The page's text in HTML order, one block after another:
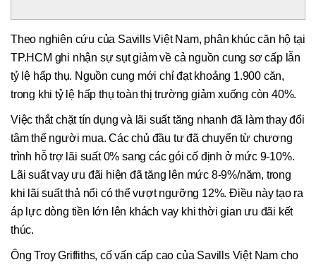
Theo nghiên cứu của Savills Việt Nam, phân khúc căn hộ tại
TP.HCM ghi nhận sự sụt giảm về cả nguồn cung sơ cấp lẫn
tỷ lệ hấp thụ. Nguồn cung mới chỉ đạt khoảng 1.900 căn,
trong khi tỷ lệ hấp thụ toàn thị trường giảm xuống còn 40%.
Việc thắt chặt tín dụng và lãi suất tăng nhanh đã làm thay đổi
tâm thế người mua. Các chủ đầu tư đã chuyển từ chương
trình hỗ trợ lãi suất 0% sang các gói cố định ở mức 9-10%.
Lãi suất vay ưu đãi hiện đã tăng lên mức 8-9%/năm, trong
khi lãi suất thả nổi có thể vượt ngưỡng 12%. Điều này tạo ra
áp lực dòng tiền lớn lên khách vay khi thời gian ưu đãi kết
thúc.
Ông Troy Griffiths, cố vấn cấp cao của Savills Việt Nam cho